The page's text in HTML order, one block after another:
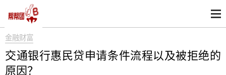
金融财富
交通银行惠民贷申请条件流程以及被拒绝的
原因？